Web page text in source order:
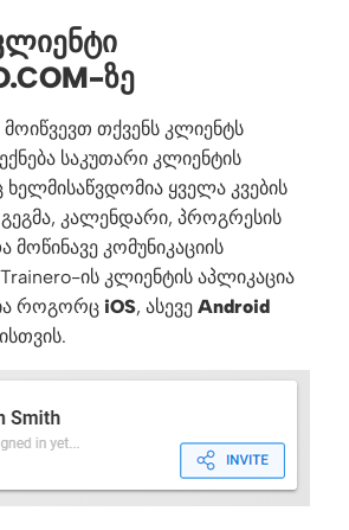
ᲖᲔ
თქვენს კლიენტს
საკუთარი კლიენტის
ხელმისაწვდომია ყველა კვების
გეგმა, კალენდარი, პროგრესის
კომუნიკაციის
ის კლიენტის აპლიკაცია
როგორც iOS, ასევე Android